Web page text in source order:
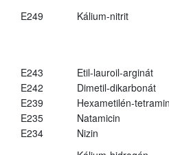
E249 Kálium-nitrit
E243
Etil-lauroil-arginát
E242
Dimetil-dikarbonát
E239
Hexametilén-tetramin
E235
Natamicin
E234
Nizin